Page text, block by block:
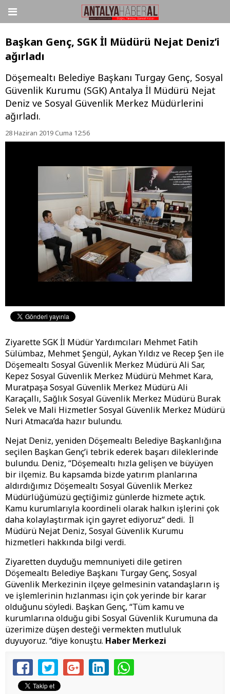
Başkan Genç, SGK İl Müdürü Nejat Deniz’i
ağırladı
Döşemealtı Belediye Başkanı Turgay Genç, Sosyal
Güvenlik Kurumu (SGK) Antalya İl Müdürü Nejat
Deniz ve Sosyal Güvenlik Merkez Müdürlerini
ağırladı.
28 Haziran 2019 Cuma 12:56
Ziyarette SGK İl Müdür Yardımcıları Mehmet Fatih
Sülümbaz, Mehmet Şengül, Aykan Yıldız ve Recep Şen ile
Döşemealtı Sosyal Güvenlik Merkez Müdürü Ali Sar,
Kepez Sosyal Güvenlik Merkez Müdürü Mehmet Kara,
Muratpaşa Sosyal Güvenlik Merkez Müdürü Ali
Karaçallı, Sağlık Sosyal Güvenlik Merkez Müdürü Burak
Selek ve Mali Hizmetler Sosyal Güvenlik Merkez Müdürü
Nuri Atmaca’da hazır bulundu.
Nejat Deniz, yeniden Döşemealtı Belediye Başkanlığına
seçilen Başkan Genç’i tebrik ederek başarı dileklerinde
bulundu. Deniz, “Döşemealtı hızla gelişen ve büyüyen
bir ilçemiz. Bu kapsamda bizde yatırım planlarına
aldırdığımız Döşemealtı Sosyal Güvenlik Merkez
Müdürlüğümüzü geçtiğimiz günlerde hizmete açtık.
Kamu kurumlarıyla koordineli olarak halkın işlerini çok
daha kolaylaştırmak için gayret ediyoruz“ dedi. İl
Müdürü Nejat Deniz, Sosyal Güvenlik Kurumu
hizmetleri hakkında bilgi verdi.
Ziyaretten duyduğu memnuniyeti dile getiren
Döşemealtı Belediye Başkanı Turgay Genç, Sosyal
Güvenlik Merkezinin ilçeye gelmesinin vatandaşların iş
ve işlemlerinin hızlanması için çok yerinde bir karar
olduğunu söyledi. Başkan Genç, “Tüm kamu ve
kurumlarına olduğu gibi Sosyal Güvenlik Kurumuna da
üzerimize düşen desteği vermekten mutluluk
duyuyoruz. “diye konuştu. Haber Merkezi